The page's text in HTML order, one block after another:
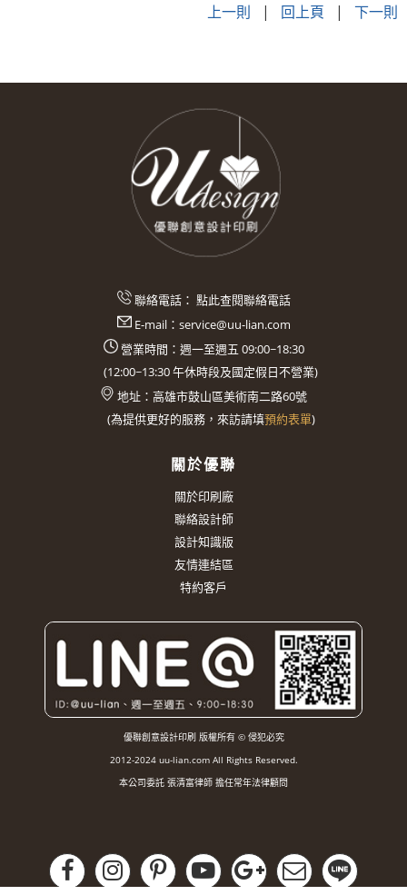
上一則 | 回上頁 | 下一則
聯絡電話： 點此查閱聯絡電話
E-mail： service@uu-lian.com
營業時間：週一至週五 09:00~18:30
(12:00~13:30午休時段及國定假日不營業)
地址： 高雄市鼓山區美術南二路60號
(為提供更好的服務，來訪請填預約表單)
關於優聯
關於印刷廠
聯絡設計師
設計知識版
友情連結區
特約客戶
優聯創意設計印刷 版權所有 © 侵犯必究
2012-2024 uu-lian.com All Rights Reserved.
本公司委託 張清富律師 擔任常年法律顧問